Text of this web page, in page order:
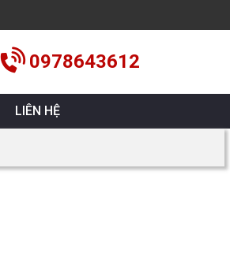
0978643612
LIÊN HỆ